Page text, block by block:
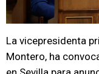
La vicepresidenta
Montero, ha